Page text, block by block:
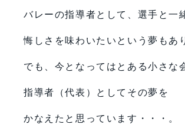
バレーの指導者として、選手と一
悔しさを味わいたいという夢もあ
でも、今となってはとある小さな
指導者（代表）としてその夢を
かなえたと思っています・・・。